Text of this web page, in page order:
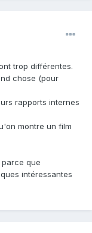
trop différentes.
chose (pour
rapports internes
montre un film
que
intéressantes